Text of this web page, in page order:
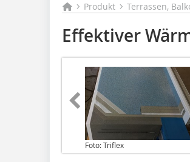
Produkt Terrassen,
Effektiver
Foto: Triflex